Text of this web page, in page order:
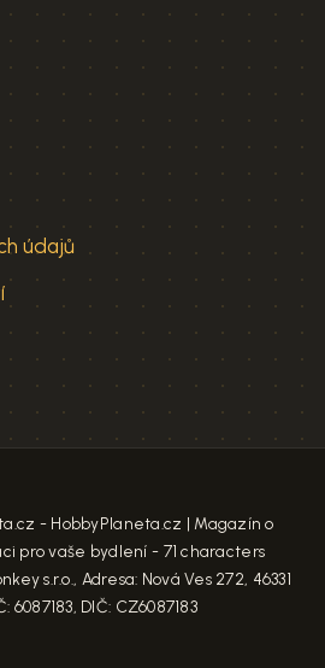
údajů
- HobbyPlaneta.cz | Magazín o
pro vaše bydlení - 71 characters
s.r.o., Adresa: Nová Ves 272, 46331
6087183, DIČ: CZ6087183